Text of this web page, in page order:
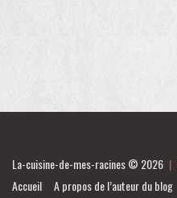
La-cuisine-de-mes-racines© 2026 |
Accueil
A propos de l’auteur du blog